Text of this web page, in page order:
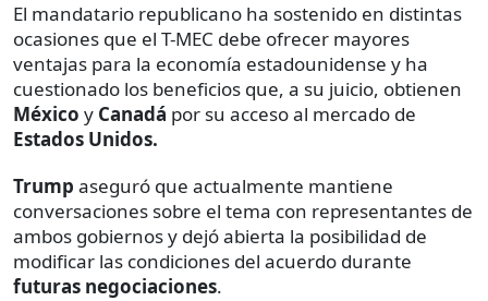
El mandatario republicano ha sostenido en distintas
ocasiones que el T-MEC debe ofrecer mayores
ventajas para la economía estadounidense y ha
cuestionado los beneficios que, a su juicio, obtienen
México y Canadá por su acceso al mercado de
Estados Unidos.
Trump aseguró que actualmente mantiene
conversaciones sobre el tema con representantes de
ambos gobiernos y dejó abierta la posibilidad de
modificar las condiciones del acuerdo durante
futuras negociaciones.